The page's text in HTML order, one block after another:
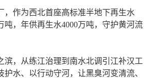
，作为西北首座高标准半地下再生水
吨，年供再生水4000万吨，守护黄河流
滨，从练江治理到南水北调引江补汉工
护水、以行动守河，让黑臭河变清流、